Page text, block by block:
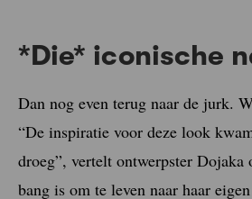
*Die* iconische
Dan nog even terug naar de jurk.
“De inspiratie voor deze look
droeg”, vertelt ontwerpster
bang is om te leven naar haar